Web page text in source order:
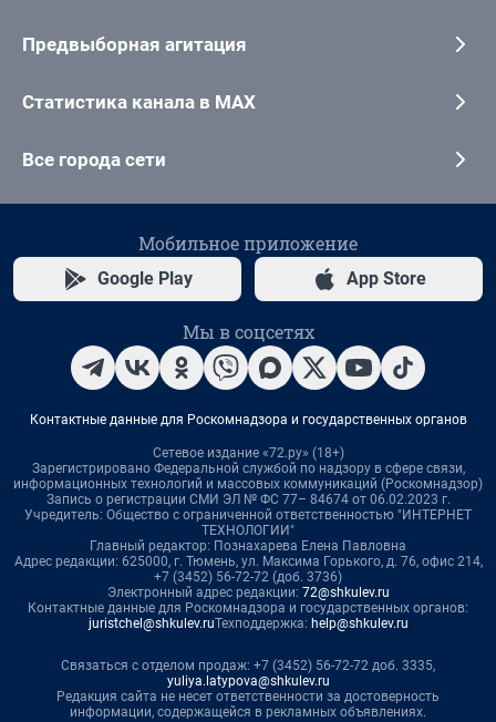
Предвыборная агитация
Статистика канала в MAX
Все города сети
Мобильное приложение
Google Play App Store
Мы в соцсетях
Контактные данные для Роскомнадзора и государственных органов
Сетевое издание «72.ру» (18+)
Зарегистрировано Федеральной службой по надзору в сфере связи,
информационных технологий и массовых коммуникаций (Роскомнадзор)
Запись о регистрации СМИ ЭЛ № ФС 77– 84674 от 06.02.2023 г.
Учредитель: Общество с ограниченной ответственностью "ИНТЕРНЕТ
ТЕХНОЛОГИИ"
Главный редактор: Познахарева Елена Павловна
Адрес редакции: 625000, г. Тюмень, ул. Максима Горького, д. 76, офис 214,
+7 (3452) 56-72-72 (доб. 3736)
Электронный адрес редакции: 72@shkulev.ru
Контактные данные для Роскомнадзора и государственных органов:
juristchel@shkulev.ruТехподдержка: help@shkulev.ru
Связаться с отделом продаж: +7 (3452) 56-72-72 доб. 3335,
yuliya.latypova@shkulev.ru
Редакция сайта не несет ответственности за достоверность
информации, содержащейся в рекламных объявлениях.